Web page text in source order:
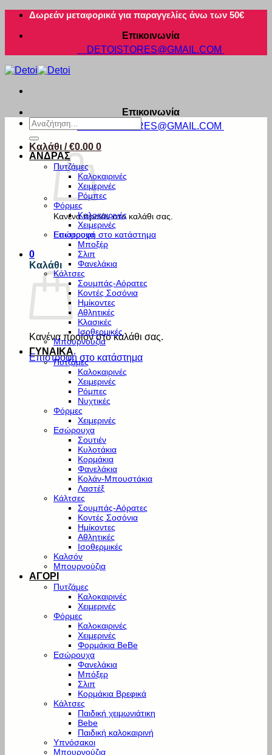
Μετάβαση
περιεχόμενο
Δωρεάν μεταφορικά για παραγγελίες άνω των 50€
Επικοινωνία
DETOISTORES@GMAIL.COM
Επικοινωνία
DETOISTORES@GMAIL.COM
Καλάθι /€0.00 0
Κανένα προϊόν στο καλάθι σας.
Επιστροφή στο κατάστημα
0
Καλάθι
Κανένα προϊόν στο καλάθι σας.
Επιστροφή στο κατάστημα
Αναζήτηση
για:
ΑΝΔΡΑΣ
Πυτζάμες
Καλοκαιρινές
Χειμερινές
Ρόμπες
Φόρμες
Καλοκαιρινές
Χειμερινές
Εσώρουχα
Μποξέρ
Σλιπ
Φανελάκια
Κάλτσες
Σουμπάς-Αόρατες
Κοντές Σοσόνια
Ημίκοντες
Αθλητικές
Κλασικές
Ισοθερμικές
Μπουρνούζια
ΓΥΝΑΙΚΑ
Πυτζάμες
Καλοκαιρινές
Χειμερινές
Ρόμπες
Νυχτικές
Φόρμες
Χειμερινές
Εσώρουχα
Σουτιέν
Κυλοτάκια
Κορμάκια
Φανελάκια
Κολάν-Μπουστάκια
Λαστέξ
Κάλτσες
Σουμπάς-Αόρατες
Κοντές Σοσόνια
Ημίκοντες
Αθλητικές
Ισοθερμικές
Καλσόν
Μπουρνούζια
ΑΓΟΡΙ
Πυτζάμες
Καλοκαιρινές
Χειμερινές
Φόρμες
Καλοκαιρινές
Χειμερινές
Φορμάκια BeBe
Εσώρουχα
Φανελάκια
Μπόξερ
Σλιπ
Κορμάκια Βρεφικά
Κάλτσες
Παιδική χειμωνιάτικη
Bebe
Παιδική καλοκαιρινή
Υπνόσακοι
Μπουρνούζια